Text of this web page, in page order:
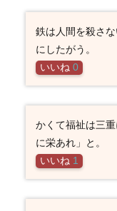
鉄は人間を殺さ
にしたがう。
いいね 0
かくて福祉は三
に栄あれ」と。
いいね 1